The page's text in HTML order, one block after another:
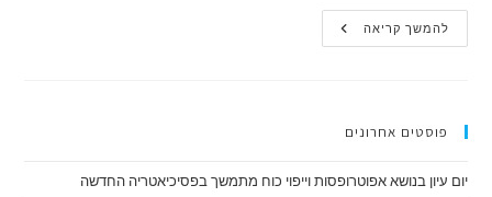
להמשך קריאהעו"ד
עדנה
ומשפט
בתי
פוסטים אחרונים
יום עיון בנושא אפוטרופסות וייפוי כוח מתמשך בפסיכיאטריה החדשה